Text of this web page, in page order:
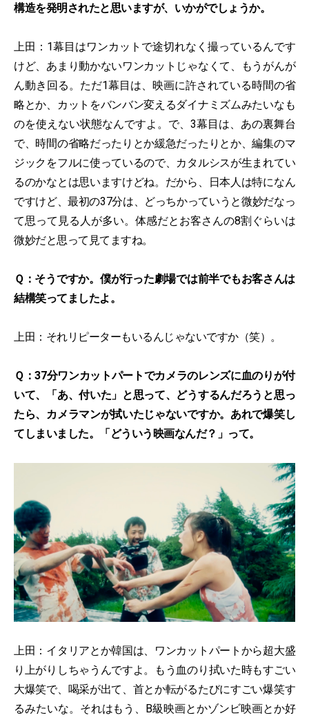
構造を発明されたと思いますが、いかがでしょうか。
上田：1幕目はワンカットで途切れなく撮っているんです
けど、あまり動かないワンカットじゃなくて、もうがんが
ん動き回る。ただ1幕目は、映画に許されている時間の省
略とか、カットをバンバン変えるダイナミズムみたいなも
のを使えない状態なんですよ。で、3幕目は、あの裏舞台
で、時間の省略だったりとか緩急だったりとか、編集のマ
ジックをフルに使っているので、カタルシスが生まれてい
るのかなとは思いますけどね。だから、日本人は特になん
ですけど、最初の37分は、どっちかっていうと微妙だなっ
て思って見る人が多い。体感だとお客さんの8割ぐらいは
微妙だと思って見てますね。
Ｑ：そうですか。僕が行った劇場では前半でもお客さんは
結構笑ってましたよ。
上田：それリピーターもいるんじゃないですか（笑）。
Ｑ：37分ワンカットパートでカメラのレンズに血のりが付
いて、「あ、付いた」と思って、どうするんだろうと思っ
たら、カメラマンが拭いたじゃないですか。あれで爆笑し
てしまいました。「どういう映画なんだ？」って。
上田：イタリアとか韓国は、ワンカットパートから超大盛
り上がりしちゃうんですよ。もう血のり拭いた時もすごい
大爆笑で、喝采が出て、首とか転がるたびにすごい爆笑す
るみたいな。それはもう、B級映画とかゾンビ映画とか好